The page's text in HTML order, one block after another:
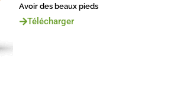
Avoir des beaux pieds
Télécharger